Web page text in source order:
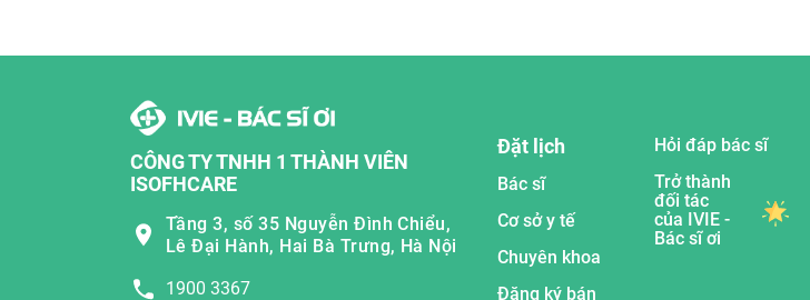
CÔNG TY TNHH 1 THÀNH VIÊN
ISOFHCARE
Tầng 3, số 35 Nguyễn Đình Chiểu,
Lê Đại Hành, Hai Bà Trưng, Hà Nội
1900 3367
Đặt lịch
Bác sĩ
Cơ sở y tế
Chuyên khoa
Đăng ký bán
Hỏi đáp bác sĩ
Trở thành
đối tác
của IVIE -
Bác sĩ ơi